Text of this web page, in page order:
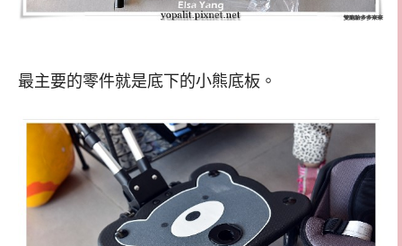
最主要的零件就是底下的小熊底板。